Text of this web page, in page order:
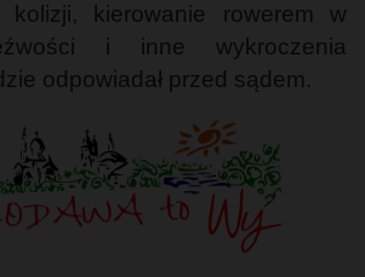
kolizji, kierowanie rowerem w
i inne wykroczenia
odpowiadał przed sądem.